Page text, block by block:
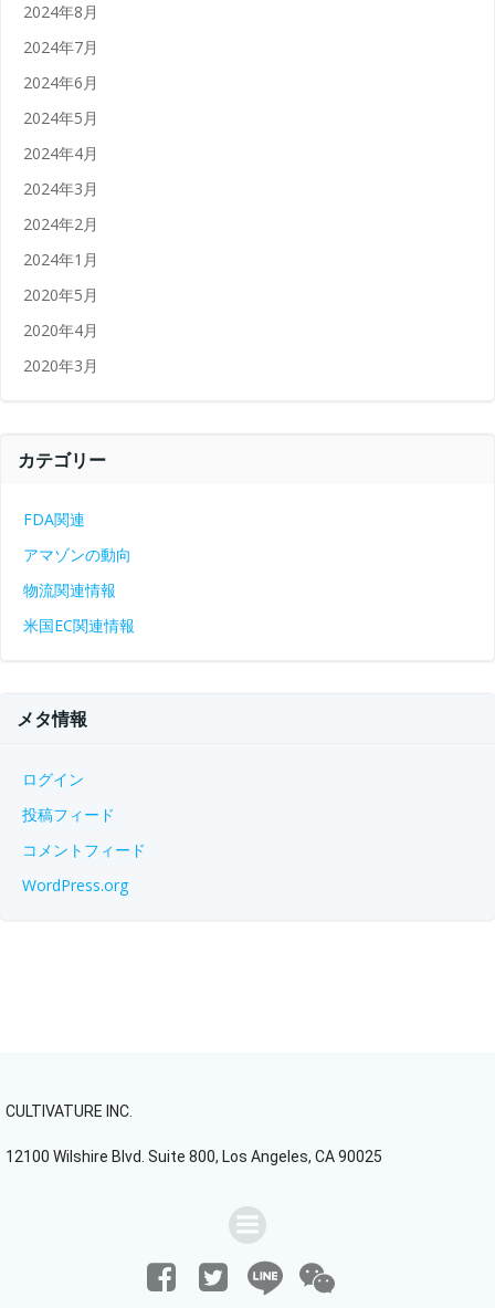
2024年8月
2024年7月
2024年6月
2024年5月
2024年4月
2024年3月
2024年2月
2024年1月
2020年5月
2020年4月
2020年3月
カテゴリー
FDA関連
アマゾンの動向
物流関連情報
米国EC関連情報
メタ情報
ログイン
投稿フィード
コメントフィード
WordPress.org
CULTIVATURE INC.
12100 Wilshire Blvd. Suite 800, Los Angeles, CA 90025